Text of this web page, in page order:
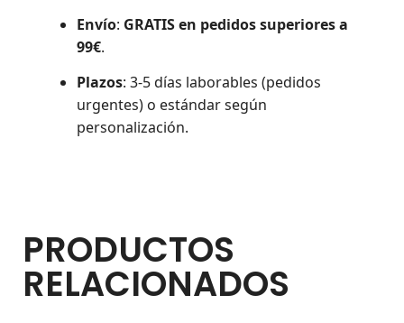
Envío: GRATIS en pedidos superiores a
99€.
Plazos: 3-5 días laborables (pedidos
urgentes) o estándar según
personalización.
PRODUCTOS
RELACIONADOS